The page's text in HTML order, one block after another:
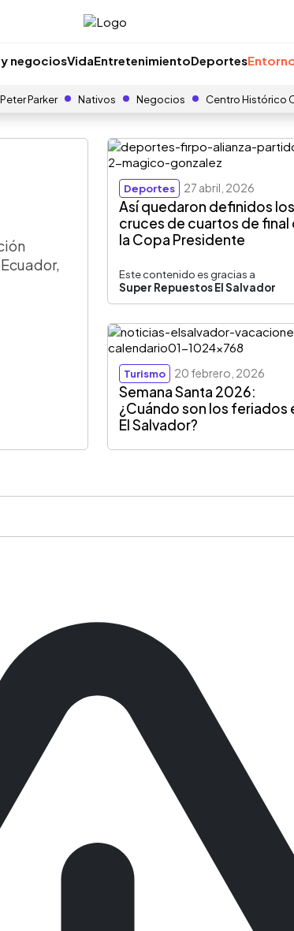
negociosVidaEntretenimientoDeportes
Peter Parker Nativos Negocios Centro Histórico
Deportes 27 abril, 2026
Así quedaron definidos los
cruces de cuartos de final
la Copa Presidente
Este contenido es gracias a
Super Repuestos El Salvador
Turismo 20 febrero, 2026
Semana Santa 2026:
¿Cuándo son los feriados
El Salvador?